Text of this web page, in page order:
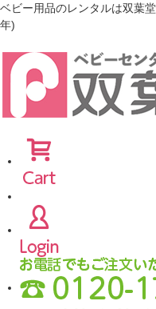
ベビー用品のレンタルは双葉
年)